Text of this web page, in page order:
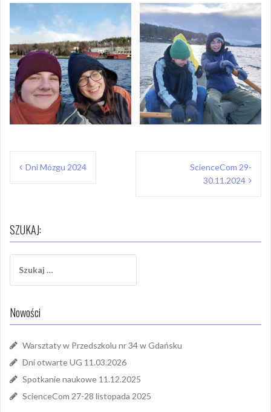
Nawigacja
Dni Mózgu 2024
ScienceCom 29-
30.11.2024
SZUKAJ:
Nowości
Warsztaty w Przedszkolu nr 34 w Gdańsku
Dni otwarte UG 11.03.2026
Spotkanie naukowe 11.12.2025
ScienceCom 27-28 listopada 2025